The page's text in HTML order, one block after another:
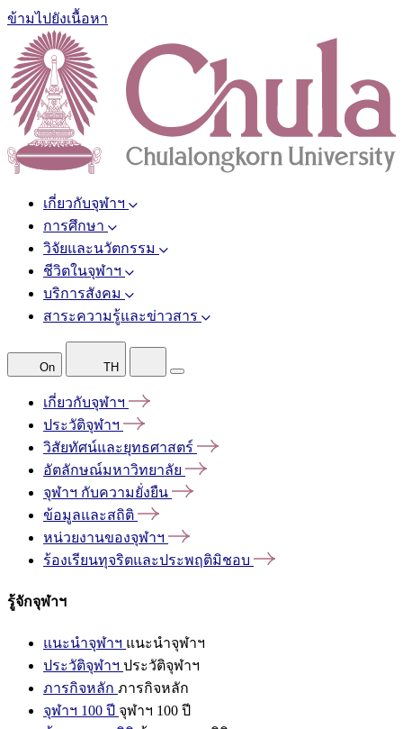
ข้ามไปยังเนื้อหา
เกี่ยวกับจุฬาฯ
การศึกษา
วิจัยและนวัตกรรม
ชีวิตในจุฬาฯ
บริการสังคม
สาระความรู้และข่าวสาร
On TH
เกี่ยวกับจุฬาฯ
ประวัติจุฬาฯ
วิสัยทัศน์และยุทธศาสตร์
อัตลักษณ์มหาวิทยาลัย
จุฬาฯ กับความยั่งยืน
ข้อมูลและสถิติ
หน่วยงานของจุฬาฯ
ร้องเรียนทุจริตและประพฤติมิชอบ
รู้จักจุฬาฯ
แนะนำจุฬาฯ แนะนำจุฬาฯ
ประวัติจุฬาฯ ประวัติจุฬาฯ
ภารกิจหลัก ภารกิจหลัก
จุฬาฯ 100 ปี จุฬาฯ 100 ปี